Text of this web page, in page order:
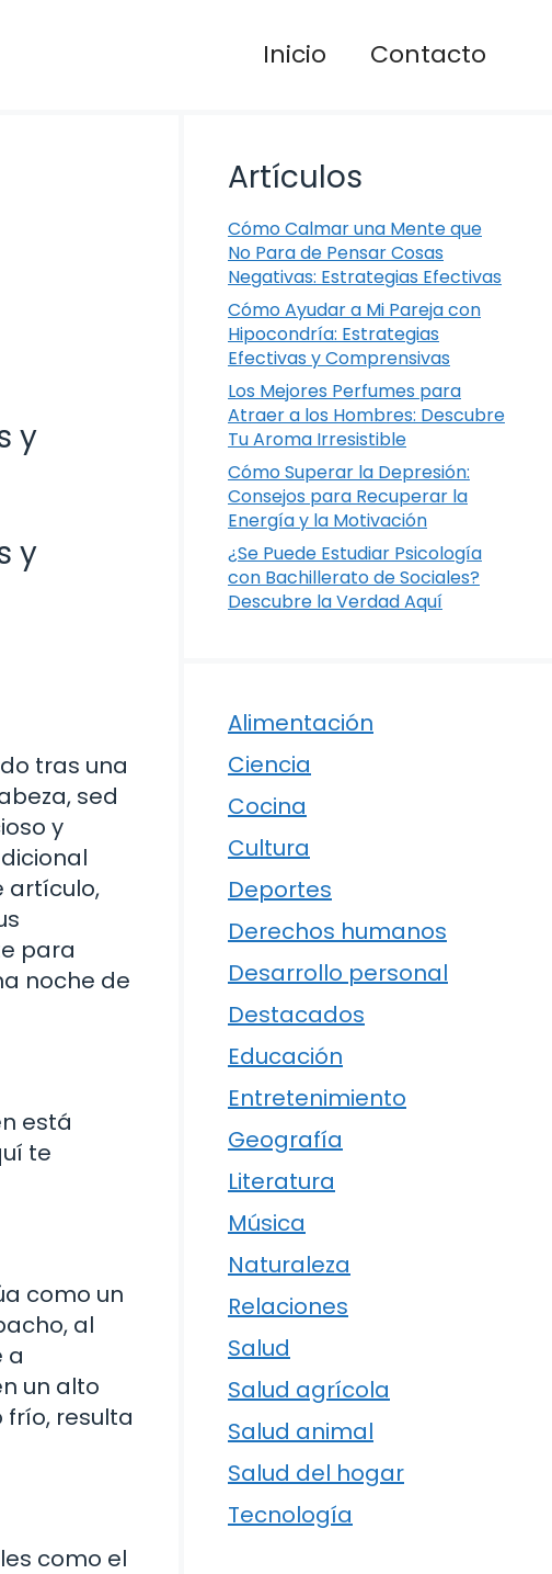
Inicio Contacto
y
y
tras una
sed
y
artículo,
para
noche de
está
te
como un
al
a
un alto
resulta
como el
Artículos
Cómo Calmar una Mente que
No Para de Pensar Cosas
Negativas: Estrategias Efectivas
Cómo Ayudar a Mi Pareja con
Hipocondría: Estrategias
Efectivas y Comprensivas
Los Mejores Perfumes para
Atraer a los Hombres: Descubre
Tu Aroma Irresistible
Cómo Superar la Depresión:
Consejos para Recuperar la
Energía y la Motivación
¿Se Puede Estudiar Psicología
con Bachillerato de Sociales?
Descubre la Verdad Aquí
Alimentación
Ciencia
Cocina
Cultura
Deportes
Derechos humanos
Desarrollo personal
Destacados
Educación
Entretenimiento
Geografía
Literatura
Música
Naturaleza
Relaciones
Salud
Salud agrícola
Salud animal
Salud del hogar
Tecnología